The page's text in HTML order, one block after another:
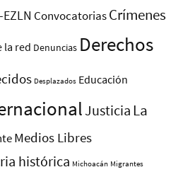
EZLN ConvocatoriasCrímenes
la red Denuncias Derechos
Desplazados Educación
Justicia La
Medios Libres
histórica Michoacán Migrantes